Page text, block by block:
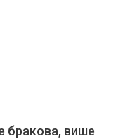
више